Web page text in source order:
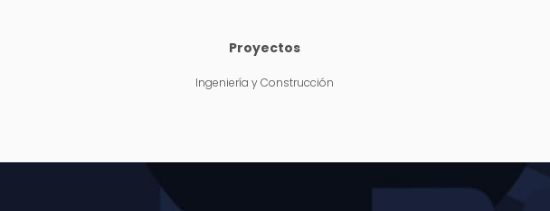
Proyectos
Ingeniería y Construcción